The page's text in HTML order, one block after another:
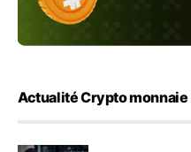
Actualité Crypto monnaie